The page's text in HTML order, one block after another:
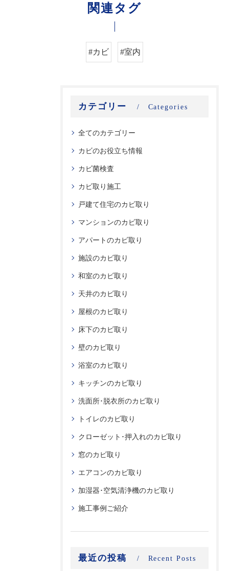
関連タグ
#カビ #室内
カテゴリー Categories
全てのカテゴリー
カビのお役立ち情報
カビ菌検査
カビ取り施工
戸建て住宅のカビ取り
マンションのカビ取り
アパートのカビ取り
施設のカビ取り
和室のカビ取り
天井のカビ取り
屋根のカビ取り
床下のカビ取り
壁のカビ取り
浴室のカビ取り
キッチンのカビ取り
洗面所･脱衣所のカビ取り
トイレのカビ取り
クローゼット･押入れのカビ取り
窓のカビ取り
エアコンのカビ取り
加湿器･空気清浄機のカビ取り
施工事例ご紹介
最近の投稿 Recent Posts